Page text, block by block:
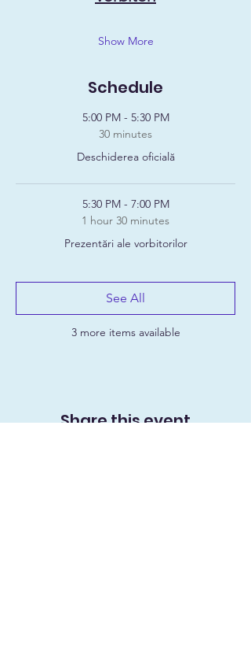
Show More
Schedule
5:00 PM - 5:30 PM
30 minutes
Deschiderea oficială
5:30 PM - 7:00 PM
1 hour 30 minutes
Prezentări ale vorbitorilor
3 more items available
See All
Share this event